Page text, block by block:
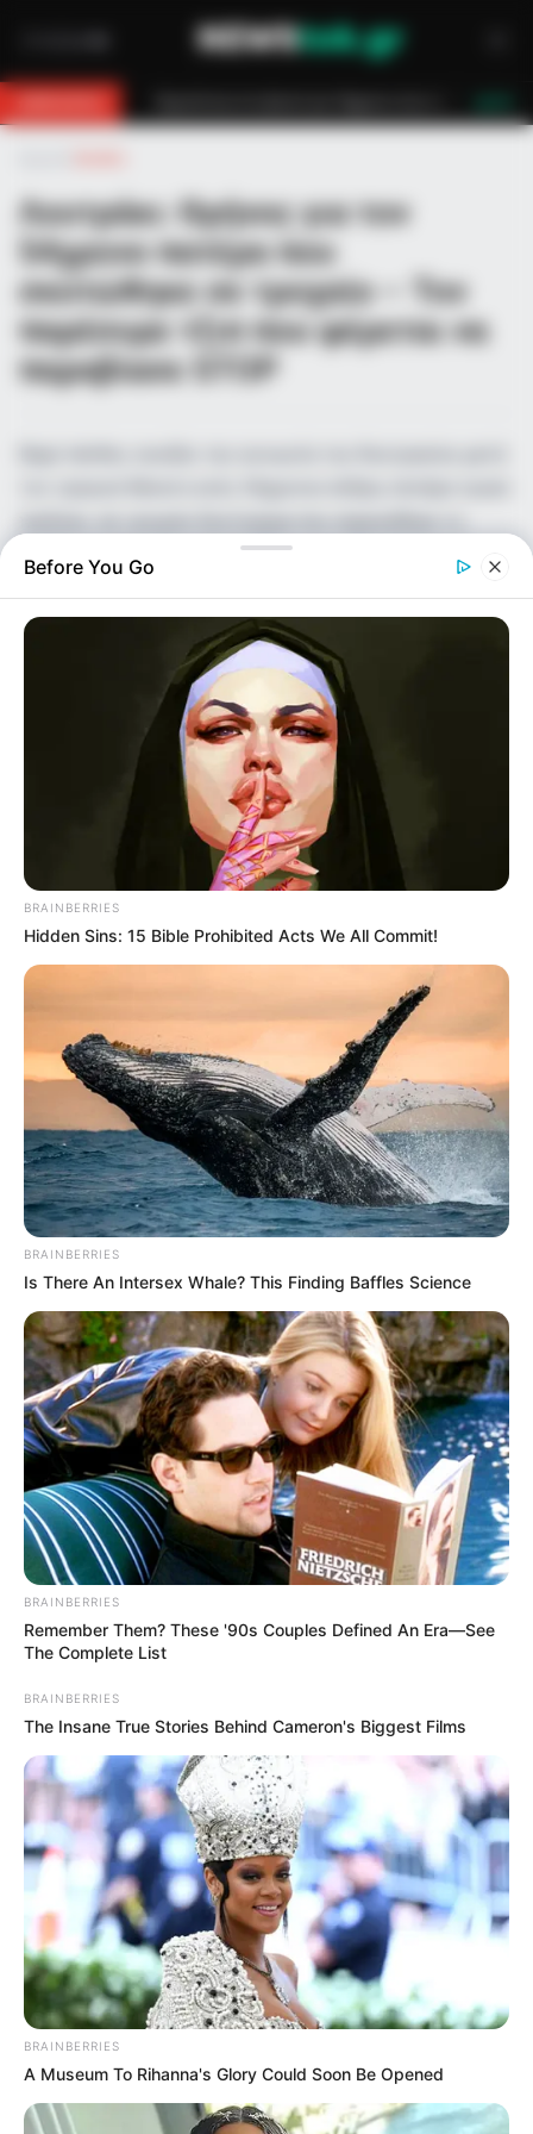
Λουτράκι: Θρήνος για τον
54χρονο πατέρα που
σκοτώθηκε σε τροχαίο – Τον
παρέσυρε τζιπ που φέρεται να
παραβίασε STOP
βράδυ της Πέμπτης (11/9). Το τραγικό περιστατικό
περιοχή Πούσι Μεϊντάνι,…
Συντακτική Ομάδα
Δημοσίευση
12/09/2025, 21:32 · 9:32 ΜΜ
Τελευταία ενημέρωση
12/09/2025, 21:32 · 9:32 ΜΜ
Κοινοποίησε άρθρο
Προσθήκη τοnewstok.gr στην Google
Ανακαλύψτε περισσότερα άρθρα στα αποτελέσματα
αναζήτησης.
Βαρύ πένθος σκιάζει την κοινωνία του
Λουτρακίου μετά τον τραγικό θάνατο ενός
54χρονου άνδρα, πατέρα τριών παιδιών, σε
τροχαίο δυστύχημα που σημειώθηκε το βράδυ
Before You Go
BRAINBERRIES
Hidden Sins: 15 Bible Prohibited Acts We All Commit!
BRAINBERRIES
Is There An Intersex Whale? This Finding Baffles Science
BRAINBERRIES
Remember Them? These '90s Couples Defined An Era—See
The Complete List
BRAINBERRIES
The Insane True Stories Behind Cameron's Biggest Films
BRAINBERRIES
A Museum To Rihanna's Glory Could Soon Be Opened